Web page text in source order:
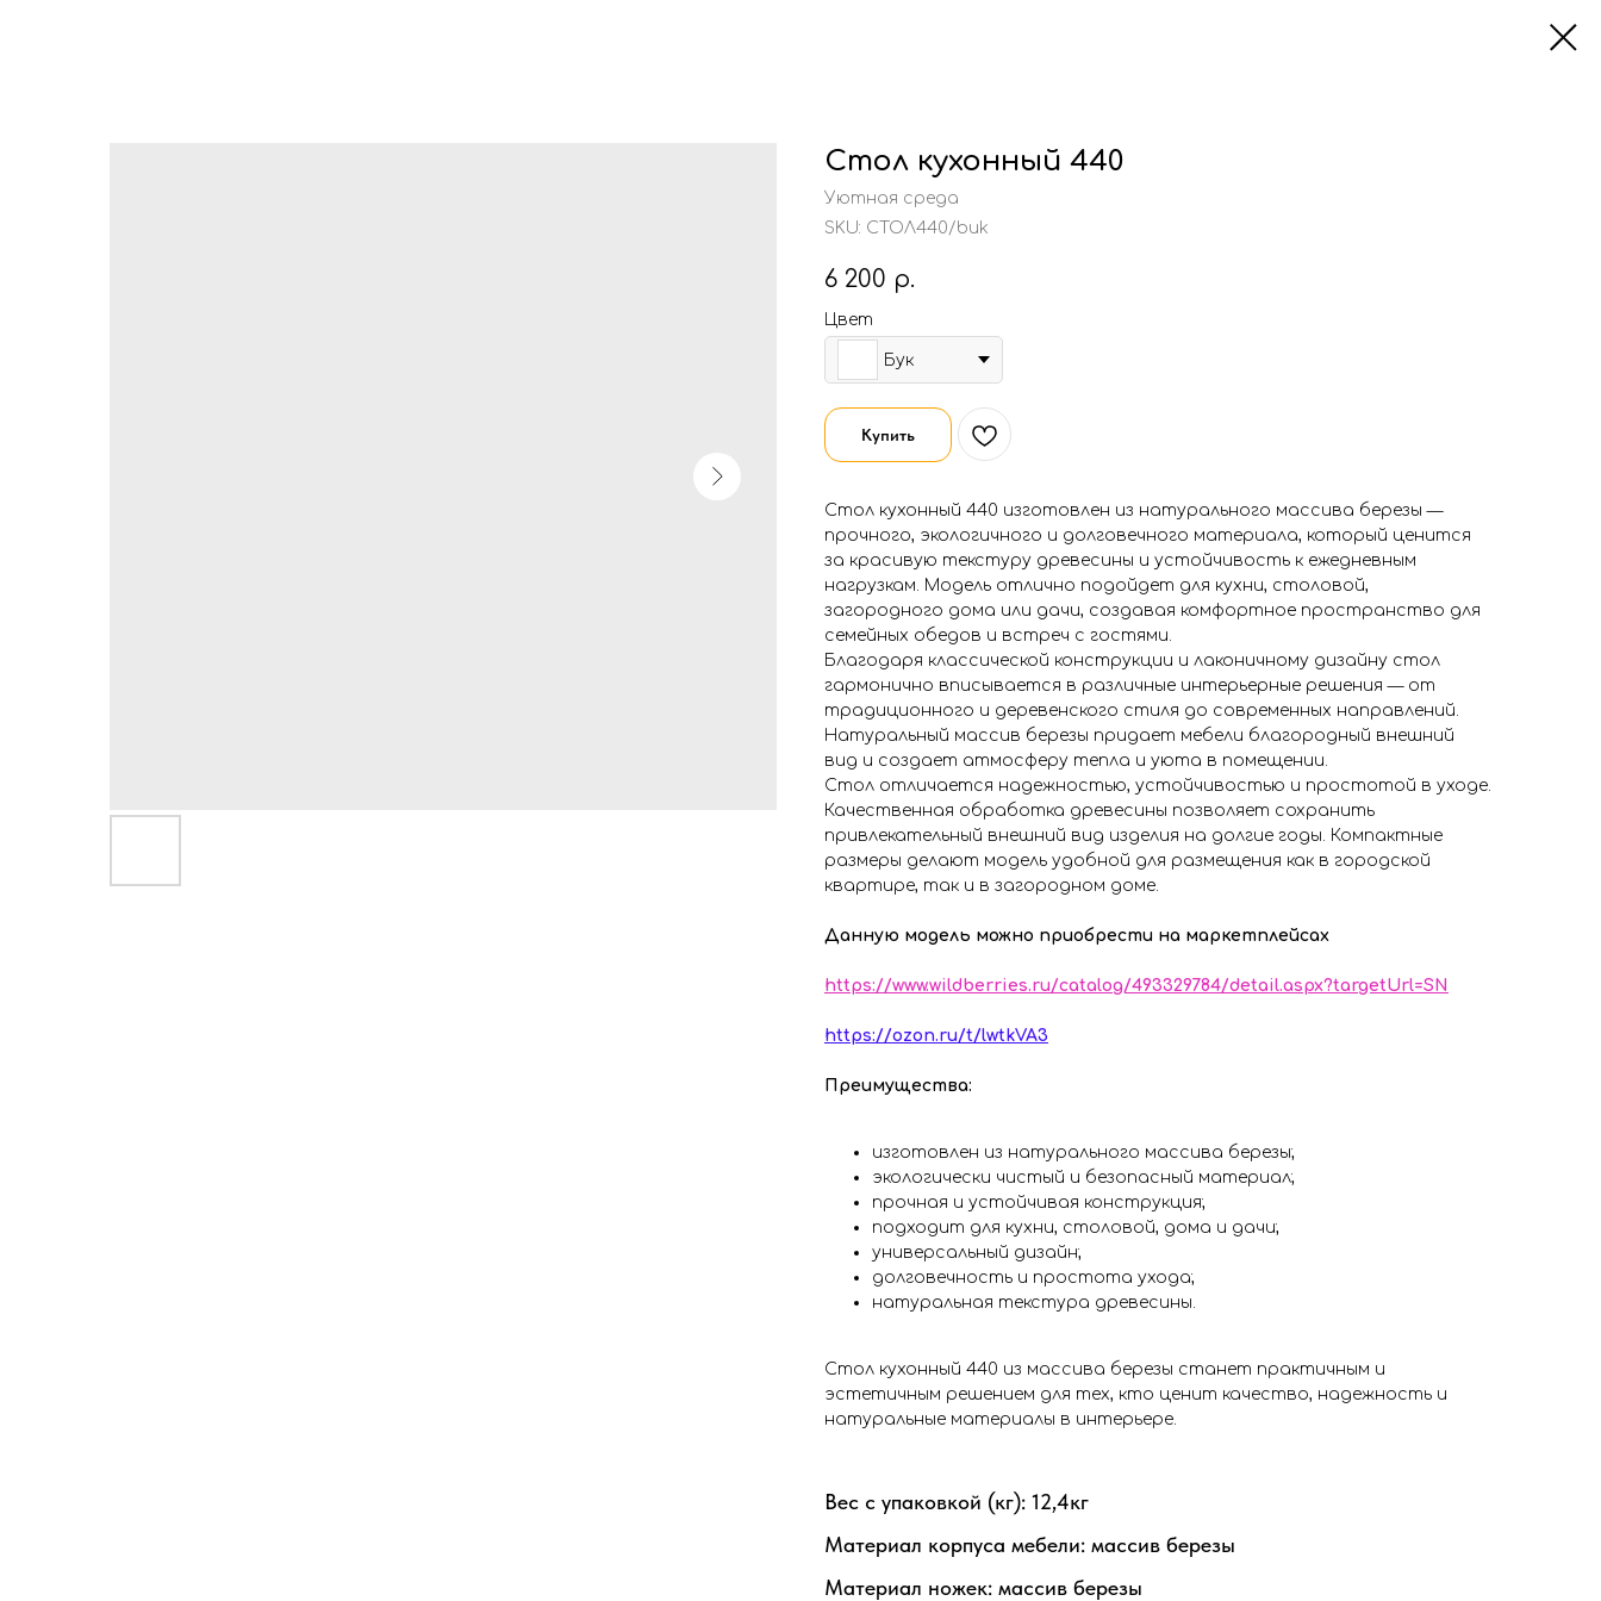
Стол кухонный 440
Уютная среда
SKU: СТОЛ440/buk
6 200 р.
Цвет
Бук
Купить
Стол кухонный 440 изготовлен из натурального массива березы —
прочного, экологичного и долговечного материала, который ценится
за красивую текстуру древесины и устойчивость к ежедневным
нагрузкам. Модель отлично подойдет для кухни, столовой,
загородного дома или дачи, создавая комфортное пространство для
семейных обедов и встреч с гостями.
Благодаря классической конструкции и лаконичному дизайну стол
гармонично вписывается в различные интерьерные решения — от
традиционного и деревенского стиля до современных направлений.
Натуральный массив березы придает мебели благородный внешний
вид и создает атмосферу тепла и уюта в помещении.
Стол отличается надежностью, устойчивостью и простотой в уходе.
Качественная обработка древесины позволяет сохранить
привлекательный внешний вид изделия на долгие годы. Компактные
размеры делают модель удобной для размещения как в городской
квартире, так и в загородном доме.
Данную модель можно приобрести на маркетплейсах
https://www.wildberries.ru/catalog/493329784/detail.aspx?targetUrl=SN
https://ozon.ru/t/lwtkVA3
Преимущества:
изготовлен из натурального массива березы;
экологически чистый и безопасный материал;
прочная и устойчивая конструкция;
подходит для кухни, столовой, дома и дачи;
универсальный дизайн;
долговечность и простота ухода;
натуральная текстура древесины.
Стол кухонный 440 из массива березы станет практичным и
эстетичным решением для тех, кто ценит качество, надежность и
натуральные материалы в интерьере.
Вес с упаковкой (кг): 12,4кг
Материал корпуса мебели: массив березы
Материал ножек: массив березы